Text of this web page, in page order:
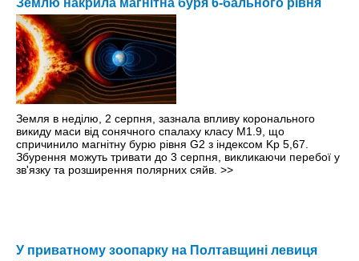
Землю накрила магнітна буря 6-бального рівня
Земля в неділю, 2 серпня, зазнала впливу коронального
викиду маси від сонячного спалаху класу M1.9, що
спричинило магнітну бурю рівня G2 з індексом Kp 5,67.
Збурення можуть тривати до 3 серпня, викликаючи перебої у
зв'язку та розширення полярних сяйв. >>
У приватному зоопарку на Полтавщині левиця